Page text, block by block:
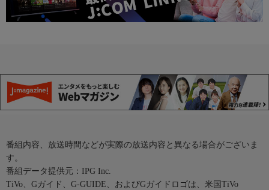
番組内容、放送時間などが実際の放送内容と異なる場合がございま
す。
番組データ提供元：IPG Inc.
TiVo、Gガイド、G-GUIDE、およびGガイドロゴは、米国TiVo